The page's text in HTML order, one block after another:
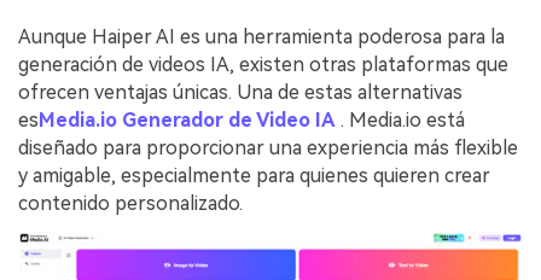
Aunque Haiper AI es una herramienta poderosa para la
generación de videos IA, existen otras plataformas que
ofrecen ventajas únicas. Una de estas alternativas
esMedia.io Generador de Video IA . Media.io está
diseñado para proporcionar una experiencia más flexible
y amigable, especialmente para quienes quieren crear
contenido personalizado.